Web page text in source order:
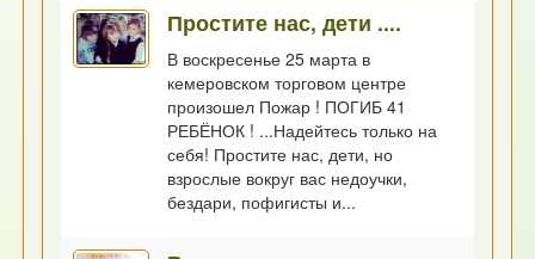
Простите нас, дети ....
В воскресенье 25 марта в
кемеровском торговом центре
произошел Пожар ! ПОГИБ 41
РЕБЁНОК ! ...Надейтесь только на
себя! Простите нас, дети, но
взрослые вокруг вас недоучки,
бездари, пофигисты и...